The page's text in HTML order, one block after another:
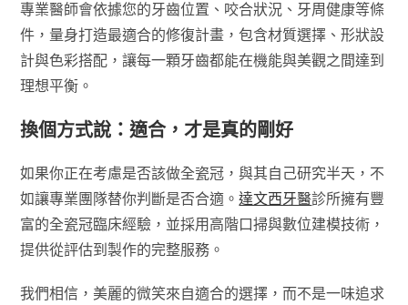
專業醫師會依據您的牙齒位置、咬合狀況、牙周健康等條
件，量身打造最適合的修復計畫，包含材質選擇、形狀設
計與色彩搭配，讓每一顆牙齒都能在機能與美觀之間達到
理想平衡。
換個方式說：適合，才是真的剛好
如果你正在考慮是否該做全瓷冠，與其自己研究半天，不
如讓專業團隊替你判斷是否合適。達文西牙醫診所擁有豐
富的全瓷冠臨床經驗，並採用高階口掃與數位建模技術，
提供從評估到製作的完整服務。
我們相信，美麗的微笑來自適合的選擇，而不是一味追求